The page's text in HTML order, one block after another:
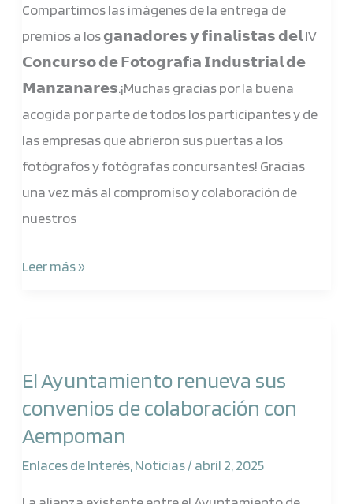
Compartimos las imágenes de la entrega de
premios a los 𝗴𝗮𝗻𝗮𝗱𝗼𝗿𝗲𝘀 𝘆 𝗳𝗶𝗻𝗮𝗹𝗶𝘀𝘁𝗮𝘀 𝗱𝗲𝗹 IV
𝗖𝗼𝗻𝗰𝘂𝗿𝘀𝗼 𝗱𝗲 𝗙𝗼𝘁𝗼𝗴𝗿𝗮𝗳í𝗮 𝗜𝗻𝗱𝘂𝘀𝘁𝗿𝗶𝗮𝗹 𝗱𝗲
𝗠𝗮𝗻𝘇𝗮𝗻𝗮𝗿𝗲𝘀.¡Muchas gracias por la buena
acogida por parte de todos los participantes y de
las empresas que abrieron sus puertas a los
fotógrafos y fotógrafas concursantes! Gracias
una vez más al compromiso y colaboración de
nuestros
concurso
de
Fotografía
industrial
Aempoman
ciudad
de
Manzanares
Leer más »
El Ayuntamiento renueva sus
convenios de colaboración con
Aempoman
Enlaces de Interés Noticias/abril 2, 2025
renueva
sus
convenios
de